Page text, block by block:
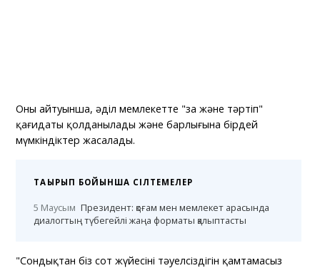
Оның айтуынша, әділ мемлекетте "заң және тәртіп"
қағидаты қолданылады және барлығына бірдей
мүмкіндіктер жасалады.
ТАҚЫРЫП БОЙЫНША СІЛТЕМЕЛЕР
5 Маусым Президент: қоғам мен мемлекет арасында
диалогтың түбегейлі жаңа форматы қалыптасты
"Сондықтан біз сот жүйесінің тәуелсіздігін қамтамасыз